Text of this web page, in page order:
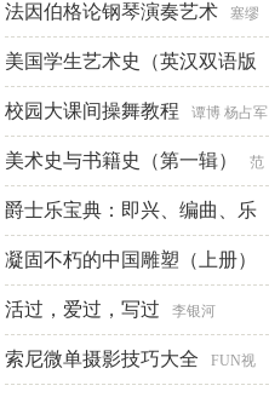
法因伯格论钢琴演奏艺术 塞缪
尔·法因伯格
美国学生艺术史（英汉双语版
上下册） 维吉尔·M.希利尔
校园大课间操舞教程 谭博 杨占军
美术史与书籍史（第一辑） 范
景中 名誉主编 章晖 王剑 主编
爵士乐宝典：即兴、编曲、乐
曲大全 马克·列文
凝固不朽的中国雕塑（上册）
林之满 萧枫
活过，爱过，写过 李银河
索尼微单摄影技巧大全 FUN视